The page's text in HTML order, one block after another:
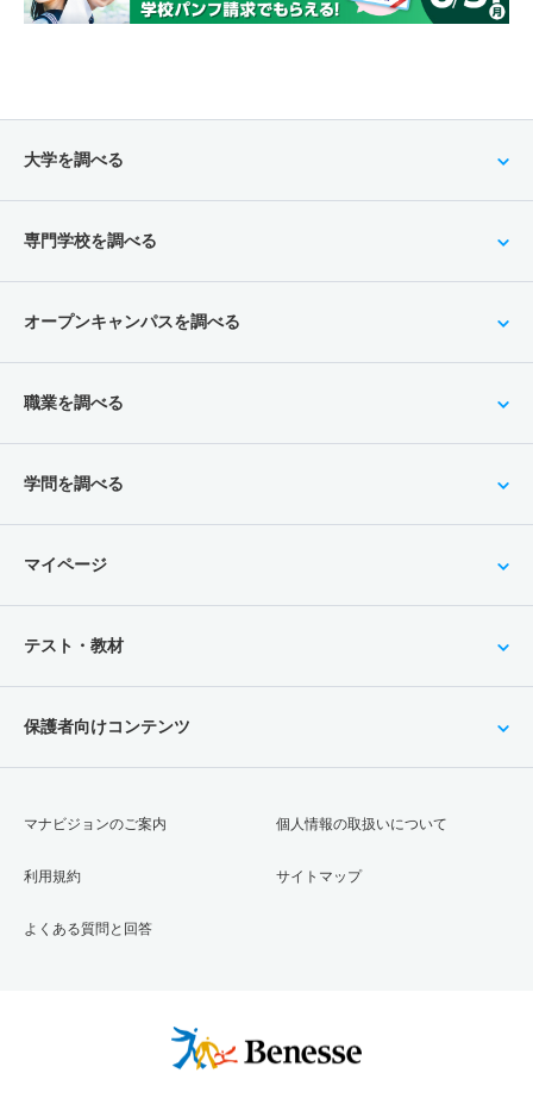
大学を調べる
専門学校を調べる
オープンキャンパスを調べる
職業を調べる
学問を調べる
マイページ
テスト・教材
保護者向けコンテンツ
マナビジョンのご案内
利用規約
よくある質問と回答
個人情報の取扱いについて
サイトマップ